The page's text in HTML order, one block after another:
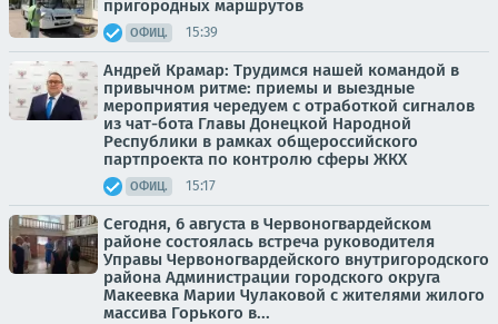
пригородных маршрутов
ОФИЦ. 15:39
Андрей Крамар: Трудимся нашей командой в
привычном ритме: приемы и выездные
мероприятия чередуем с отработкой сигналов
из чат-бота Главы Донецкой Народной
Республики в рамках общероссийского
партпроекта по контролю сферы ЖКХ
ОФИЦ. 15:17
Сегодня, 6 августа в Червоногвардейском
районе состоялась встреча руководителя
Управы Червоногвардейского внутригородского
района Администрации городского округа
Макеевка Марии Чулаковой с жителями жилого
массива Горького в...